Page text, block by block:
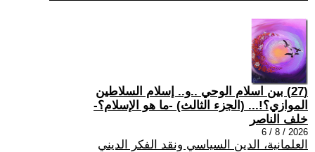
(27) بين اسلام الوحي ..و.. إسلام السلاطين
الموازي؟!... (الجزء الثالث) -ما هو الإسلام؟-
خلف الناصر
2026 / 8 / 6
العلمانية، الدين السياسي ونقد الفكر الديني